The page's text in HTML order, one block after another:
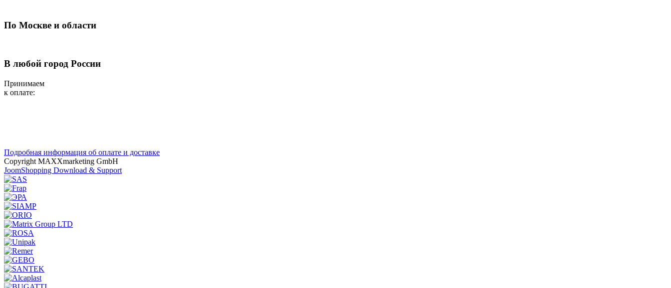
По Москве и области
В любой город России
Принимаем
к оплате:
Подробная информация об оплате и доставке
Copyright MAXXmarketing GmbH
JoomShopping Download & Support